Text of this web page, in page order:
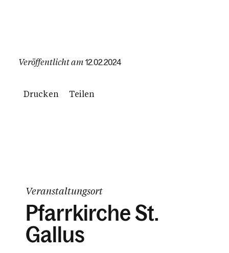
Veröffentlicht am 12.02.2024
Drucken Teilen
Veranstaltungsort
Pfarrkirche St.
Gallus